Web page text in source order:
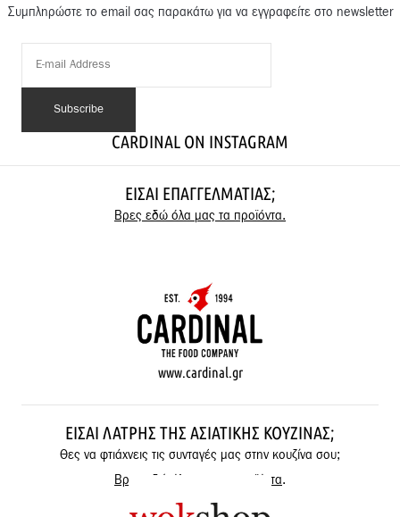
Συμπληρώστε το email σας παρακάτω για να εγγραφείτε στο newsletter
CARDINAL ON INSTAGRAM
ΕΊΣΑΙ ΕΠΑΓΓΕΛΜΑΤΊΑΣ;
Βρες εδώ όλα μας τα προϊόντα.
www.cardinal.gr
ΕΊΣΑΙ ΛΆΤΡΗΣ ΤΗΣ ΑΣΙΑΤΙΚΉΣ ΚΟΥΖΊΝΑΣ;
Θες να φτιάχνεις τις συνταγές μας στην κουζίνα σου;
Βρες εδώ όλα μας τα προϊόντα.